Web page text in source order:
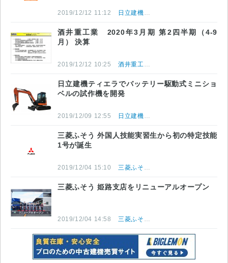
2019/12/12 11:12 日立建機株式会社
酒井重工業 2020年3月期 第2四半期（4-9
月） 決算
2019/12/12 10:25 酒井重工業株式会社
日立建機ティエラでバッテリー駆動式ミニショ
ベルの試作機を開発
2019/12/09 12:55 日立建機株式会社
三菱ふそう 外国人技能実習生から初の特定技能
1号が誕生
2019/12/04 15:10 三菱ふそうトラック・バス株式会社
三菱ふそう 姫路支店をリニューアルオープン
2019/12/04 14:58 三菱ふそうトラック・バス株式会社